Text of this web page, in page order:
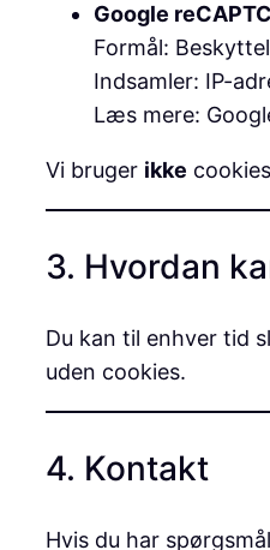
Google
Formål:
Indsamler: IP-
Læs mere:
Vi bruger ikke
3. Hvordan
Du kan til enhver tid
uden cookies.
4. Kontakt
Hvis du har